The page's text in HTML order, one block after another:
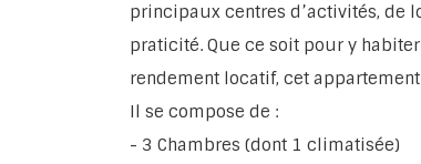
principaux centres d’activités, de
praticité. Que ce soit pour y
rendement locatif, cet
Il se compose de :
- 3 Chambres (dont 1 climatisée)